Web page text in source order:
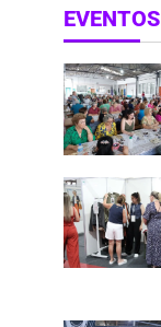
EVENTOS